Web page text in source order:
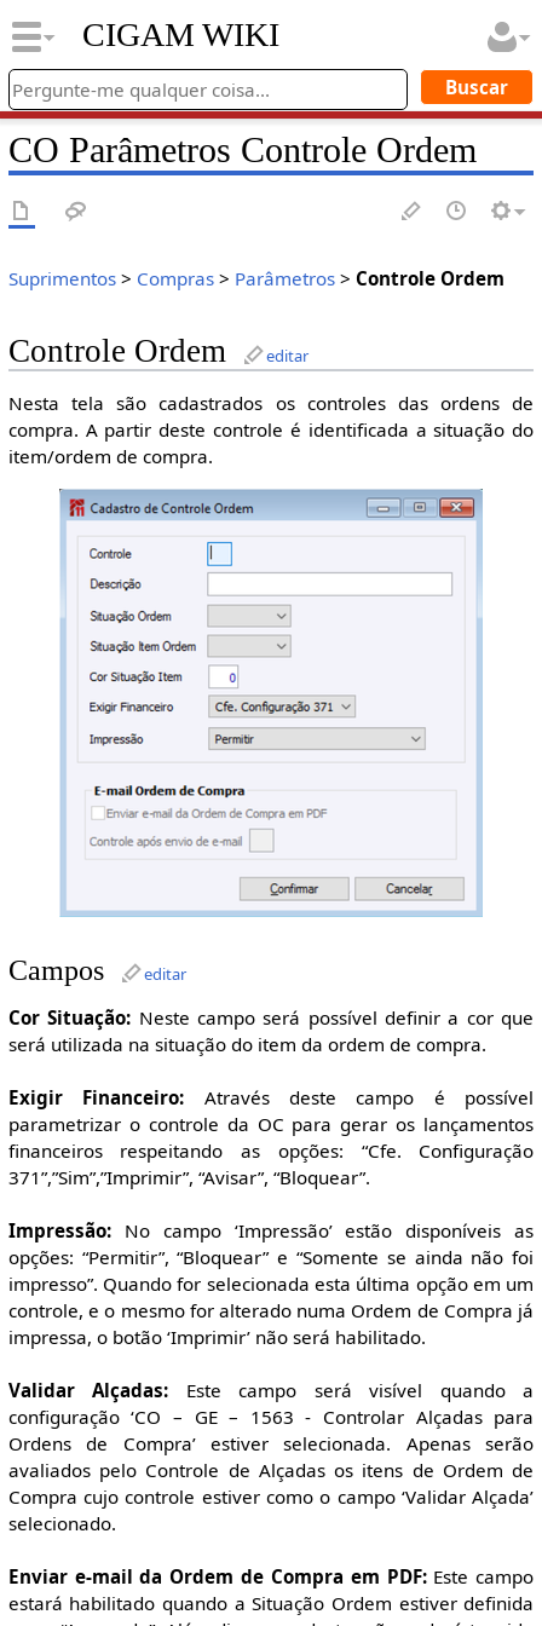
CIGAM WIKI
CO Parâmetros Controle Ordem
Suprimentos> Compras> Parâmetros> Controle Ordem
Controle Ordem editar
Nesta tela são cadastrados os controles das ordens de
compra. A partir deste controle é identificada a situação do
item/ordem de compra.
Campos editar
Cor Situação: Neste campo será possível definir a cor que
será utilizada na situação do item da ordem de compra.
Exigir Financeiro: Através deste campo é possível
parametrizar o controle da OC para gerar os lançamentos
financeiros respeitando as opções: “Cfe. Configuração
371”,”Sim”,”Imprimir”, “Avisar”, “Bloquear”.
Impressão:No campo ‘Impressão’ estão disponíveis as
opções: “Permitir”, “Bloquear” e “Somente se ainda não foi
impresso”. Quando for selecionada esta última opção em um
controle, e o mesmo for alterado numa Ordem de Compra já
impressa, o botão ‘Imprimir’ não será habilitado.
Validar Alçadas: Este campo será visível quando a
configuração ‘CO – GE – 1563 - Controlar Alçadas para
Ordens de Compra’ estiver selecionada. Apenas serão
avaliados pelo Controle de Alçadas os itens de Ordem de
Compra cujo controle estiver como o campo ‘Validar Alçada’
selecionado.
Enviar e-mail da Ordem de Compra em PDF:Este campo
estará habilitado quando a Situação Ordem estiver definida